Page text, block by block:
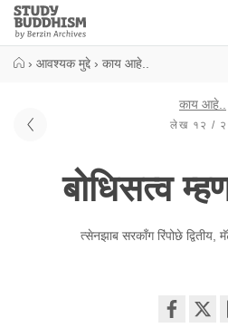
Close
Study
Buddhism
› आवश्यक मुद्दे › काय आहे..
काय आहे..
लेख १२ /
बोधिसत्व
त्सेनझाब सरकॉंग रिंपोछे द्वितीय,